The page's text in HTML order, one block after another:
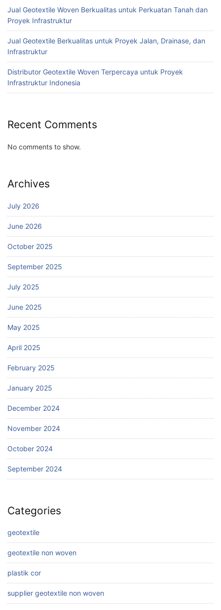
Jual Geotextile Woven Berkualitas untuk Perkuatan Tanah dan
Proyek Infrastruktur
Jual Geotextile Berkualitas untuk Proyek Jalan, Drainase, dan
Infrastruktur
Distributor Geotextile Woven Terpercaya untuk Proyek
Infrastruktur Indonesia
Recent Comments
No comments to show.
Archives
July 2026
June 2026
October 2025
September 2025
July 2025
June 2025
May 2025
April 2025
February 2025
January 2025
December 2024
November 2024
October 2024
September 2024
Categories
geotextile
geotextile non woven
plastik cor
supplier geotextile non woven